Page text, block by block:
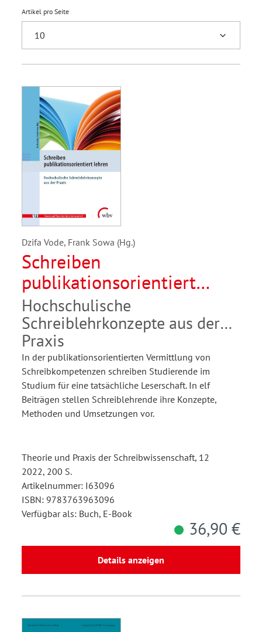
Artikel pro Seite
Dzifa Vode, Frank Sowa (Hg.)
Schreiben
publikationsorientiert
lehren
Hochschulische
Schreiblehrkonzepte aus der
Praxis
In der publikationsorientierten Vermittlung von
Schreibkompetenzen schreiben Studierende im
Studium für eine tatsächliche Leserschaft. In elf
Beiträgen stellen Schreiblehrende ihre Konzepte,
Methoden und Umsetzungen vor.
Theorie und Praxis der Schreibwissenschaft, 12
2022, 200 S.
Artikelnummer: I63096
ISBN: 9783763963096
Verfügbar als: Buch, E-Book
36,90 €
Details anzeigen